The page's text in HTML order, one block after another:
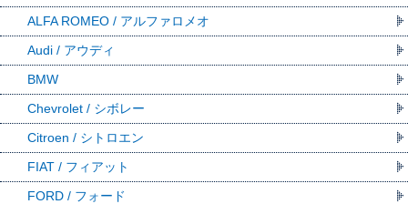
ALFA ROMEO / アルファロメオ
Audi / アウディ
BMW
Chevrolet / シボレー
Citroen / シトロエン
FIAT / フィアット
FORD / フォード